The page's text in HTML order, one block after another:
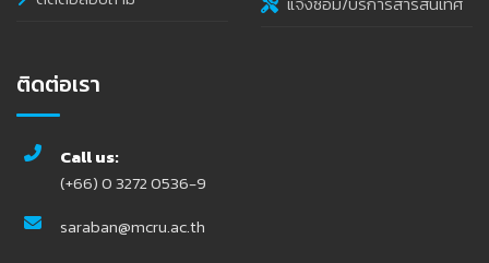
ติดต่อเรา
Call us:
(+66) 0 3272 0536-9
saraban@mcru.ac.th